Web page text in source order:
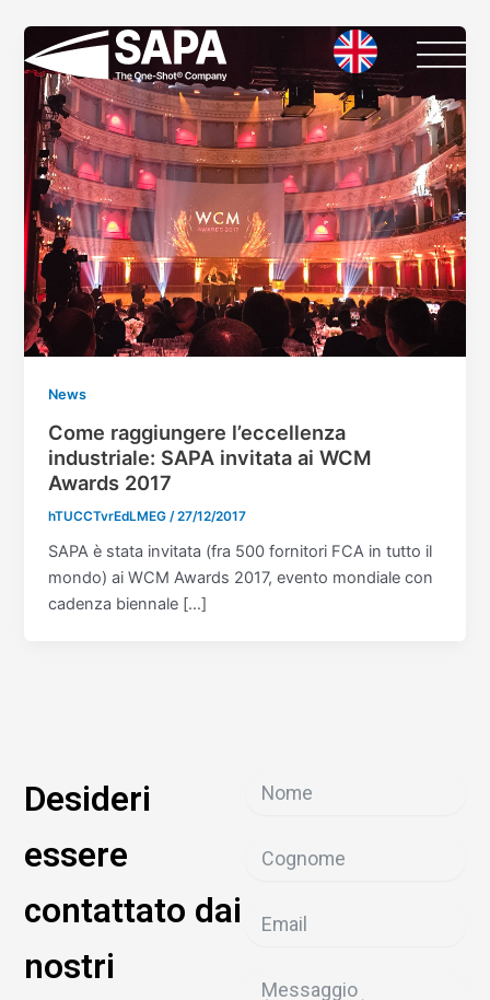
contenuto
News
Come raggiungere l’eccellenza
industriale: SAPA invitata ai WCM
Awards 2017
hTUCCTvrEdLMEG /27/12/2017
SAPA è stata invitata (fra 500 fornitori FCA in tutto il
mondo) ai WCM Awards 2017, evento mondiale con
cadenza biennale […]
Desideri
essere
contattato dai
nostri